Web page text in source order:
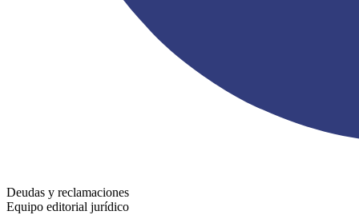
Deudas y reclamaciones
Equipo editorial jurídico